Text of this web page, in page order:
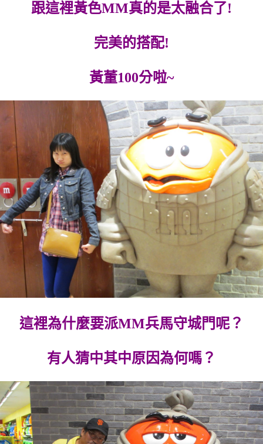
跟這裡黃色MM真的是太融合了!
完美的搭配!
黃董100分啦~
這裡為什麼要派MM兵馬守城門呢？
有人猜中其中原因為何嗎？